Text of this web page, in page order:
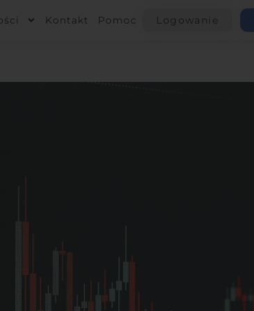
Kontakt Pomoc Logowanie